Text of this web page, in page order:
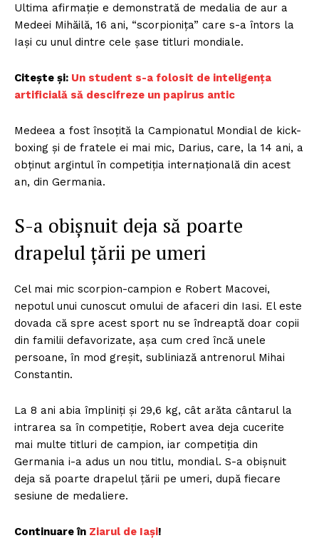
Ultima afirmaţie e demonstrată de medalia de aur a
Medeei Mihăilă, 16 ani, “scorpioniţa” care s-a întors la
Iaşi cu unul dintre cele şase titluri mondiale.
Citește și: Un student s-a folosit de inteligenţa
artificială să descifreze un papirus antic
Medeea a fost însoţită la Campionatul Mondial de kick-
boxing şi de fratele ei mai mic, Darius, care, la 14 ani, a
obţinut argintul în competiţia internaţională din acest
an, din Germania.
S-a obişnuit deja să poarte
drapelul ţării pe umeri
Cel mai mic scorpion-campion e Robert Macovei,
nepotul unui cunoscut omului de afaceri din Iasi. El este
dovada că spre acest sport nu se îndreaptă doar copii
din familii defavorizate, aşa cum cred încă unele
persoane, în mod greşit, subliniază antrenorul Mihai
Constantin.
La 8 ani abia împliniţi şi 29,6 kg, cât arăta cântarul la
intrarea sa în competiţie, Robert avea deja cucerite
mai multe titluri de campion, iar competiţia din
Germania i-a adus un nou titlu, mondial. S-a obişnuit
deja să poarte drapelul ţării pe umeri, după fiecare
sesiune de medaliere.
Continuare în Ziarul de Iași!